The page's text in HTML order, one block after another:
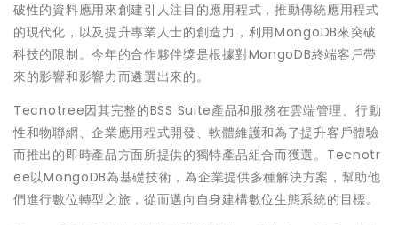
破性的資料應用來創建引人注目的應用程式，推動傳統應用程式
的現代化，以及提升專業人士的創造力，利用MongoDB來突破
科技的限制。今年的合作夥伴獎是根據對MongoDB終端客戶帶
來的影響和影響力而遴選出來的。
Tecnotree因其完整的BSS Suite產品和服務在雲端管理、行動
性和物聯網、企業應用程式開發、軟體維護和為了提升客戶體驗
而推出的即時產品方面所提供的獨特產品組合而獲選。Tecnotr
ee以MongoDB為基礎技術，為企業提供多種解決方案，幫助他
們進行數位轉型之旅，從而邁向自身建構數位生態系統的目標。